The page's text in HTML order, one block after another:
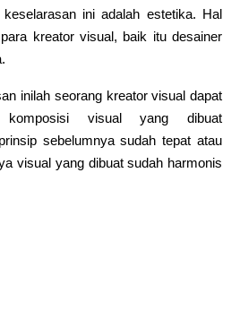
ini adalah estetika. Hal
kreator visual, baik itu desainer
inilah seorang kreator visual dapat
komposisi visual yang dibuat
sebelumnya sudah tepat atau
visual yang dibuat sudah harmonis